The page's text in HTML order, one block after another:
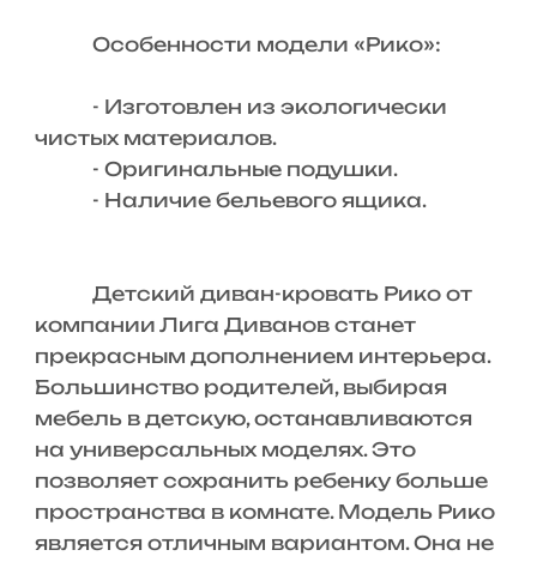
Особенности модели «Рико»:
- Изготовлен из экологически
чистых материалов.
- Оригинальные подушки.
- Наличие бельевого ящика.
Детский диван-кровать Рико от
компании Лига Диванов станет
прекрасным дополнением интерьера.
Большинство родителей, выбирая
мебель в детскую, останавливаются
на универсальных моделях. Это
позволяет сохранить ребенку больше
пространства в комнате. Модель Рико
является отличным вариантом. Она не